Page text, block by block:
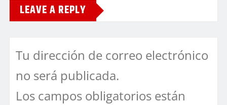
LEAVE A REPLY
Tu dirección de correo electrónico
no será publicada.
Los campos obligatorios están